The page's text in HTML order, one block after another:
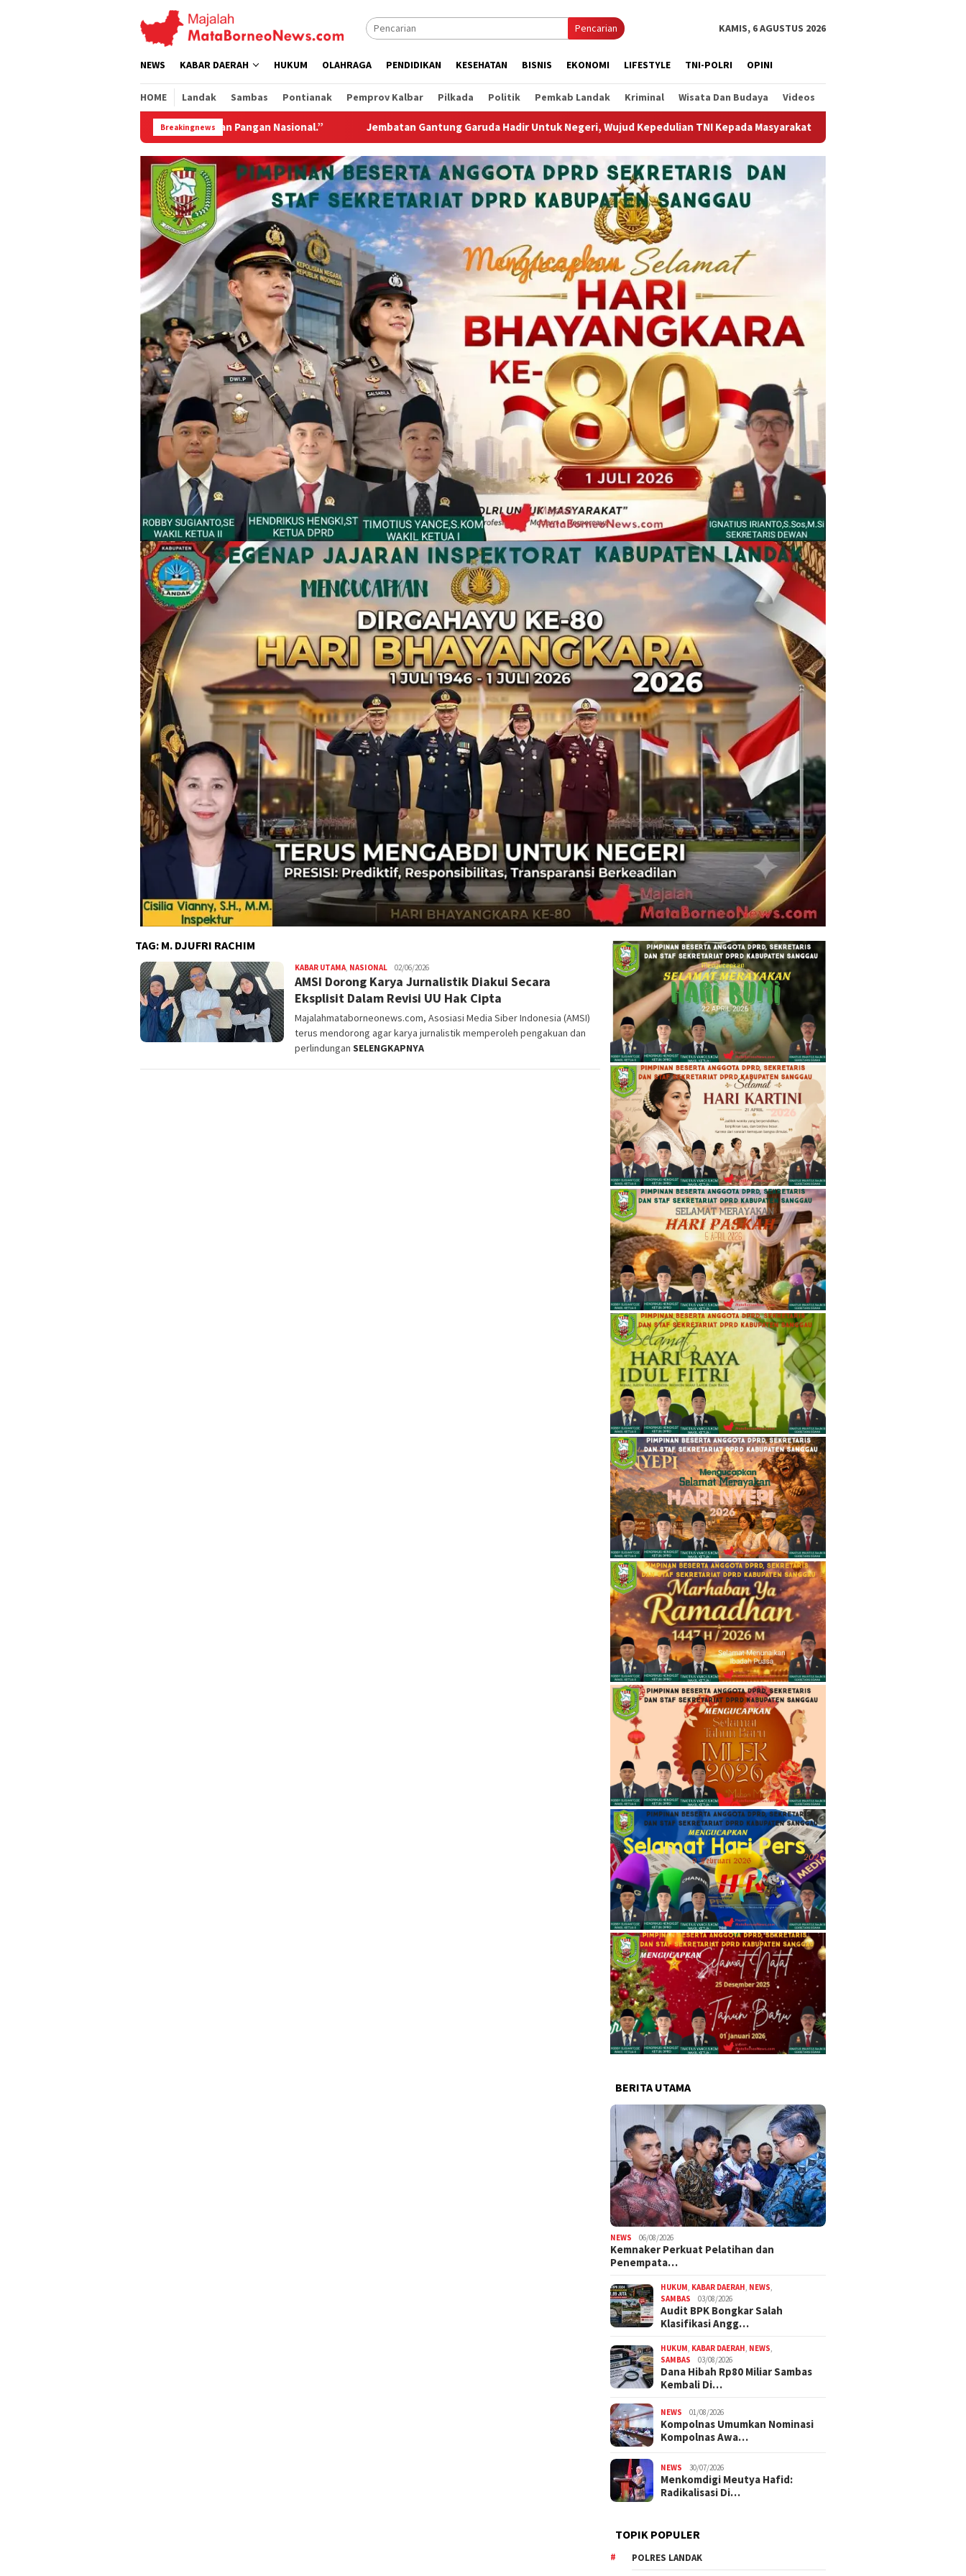
Pencarian KAMIS, 6 AGUSTUS 2026
NEWS KABAR DAERAH HUKUM OLAHRAGA PENDIDIKAN KESEHATAN BISNIS EKONOMI LIFESTYLE TNI-POLRI OPINI
HOME Landak Sambas Pontianak Pemprov Kalbar Pilkada Politik Pemkab Landak Kriminal Wisata Dan Budaya Videos
Breakingnews
Ketahanan Pangan Nasional.” Jembatan Gantung Garuda Hadir Untuk Negeri, Wujud Kepedulian TNI Kepada Masyarakat Desa Darit Reses DPRD Sambas Denny di Jalan
TAG: M. DJUFRI RACHIM
KABAR UTAMA, NASIONAL alvinrpk75
rifangga
02/06/2026
AMSI Dorong Karya Jurnalistik Diakui Secara
Eksplisit Dalam Revisi UU Hak Cipta
Majalahmataborneonews.com, Asosiasi Media Siber Indonesia (AMSI)
terus mendorong agar karya jurnalistik memperoleh pengakuan dan
perlindungan SELENGKAPNYA
BERITA UTAMA
NEWS 06/08/2026
Kemnaker Perkuat Pelatihan dan
Penempata…
HUKUM KABAR DAERAH NEWS
SAMBAS
03/08/2026
Audit BPK Bongkar Salah
Klasifikasi Angg…
HUKUM KABAR DAERAH NEWS
SAMBAS
03/08/2026
Dana Hibah Rp80 Miliar Sambas
Kembali Di…
NEWS 01/08/2026
Kompolnas Umumkan Nominasi
Kompolnas Awa…
NEWS 30/07/2026
Menkomdigi Meutya Hafid:
Radikalisasi Di…
TOPIK POPULER
POLRES LANDAK